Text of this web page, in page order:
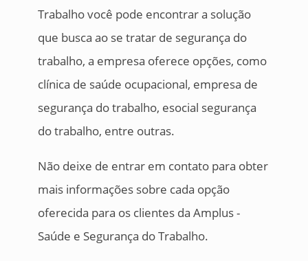
Trabalho você pode encontrar a solução
que busca ao se tratar de segurança do
trabalho, a empresa oferece opções, como
clínica de saúde ocupacional, empresa de
segurança do trabalho, esocial segurança
do trabalho, entre outras.
Não deixe de entrar em contato para obter
mais informações sobre cada opção
oferecida para os clientes da Amplus -
Saúde e Segurança do Trabalho.